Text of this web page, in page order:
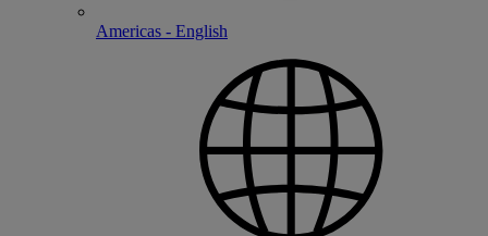
Americas - English